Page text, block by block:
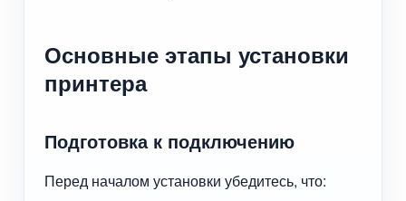
Основные этапы установки
принтера
Подготовка к подключению
Перед началом установки убедитесь, что: